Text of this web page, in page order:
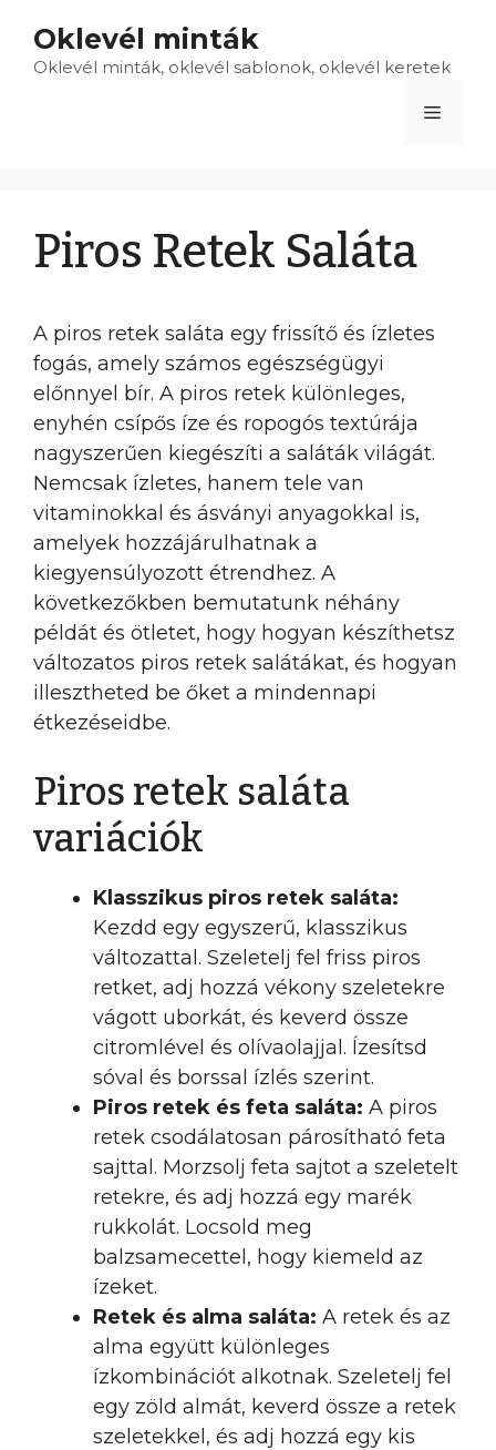
tartalomba
Oklevél minták
Oklevél minták, oklevél sablonok, oklevél keretek
Menü
Piros Retek Saláta
A piros retek saláta egy frissítő és ízletes
fogás, amely számos egészségügyi
előnnyel bír. A piros retek különleges,
enyhén csípős íze és ropogós textúrája
nagyszerűen kiegészíti a saláták világát.
Nemcsak ízletes, hanem tele van
vitaminokkal és ásványi anyagokkal is,
amelyek hozzájárulhatnak a
kiegyensúlyozott étrendhez. A
következőkben bemutatunk néhány
példát és ötletet, hogy hogyan készíthetsz
változatos piros retek salátákat, és hogyan
illesztheted be őket a mindennapi
étkezéseidbe.
Piros retek saláta
variációk
Klasszikus piros retek saláta:
Kezdd egy egyszerű, klasszikus
változattal. Szeletelj fel friss piros
retket, adj hozzá vékony szeletekre
vágott uborkát, és keverd össze
citromlével és olívaolajjal. Ízesítsd
sóval és borssal ízlés szerint.
Piros retek és feta saláta: A piros
retek csodálatosan párosítható feta
sajttal. Morzsolj feta sajtot a szeletelt
retekre, és adj hozzá egy marék
rukkolát. Locsold meg
balzsamecettel, hogy kiemeld az
ízeket.
Retek és alma saláta: A retek és az
alma együtt különleges
ízkombinációt alkotnak. Szeletelj fel
egy zöld almát, keverd össze a retek
szeletekkel, és adj hozzá egy kis